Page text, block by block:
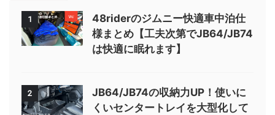
1
48riderのジムニー快適車中泊仕
様まとめ【工夫次第でJB64/JB74
は快適に眠れます】
2
JB64/JB74の収納力UP！使いに
くいセンタートレイを大型化して